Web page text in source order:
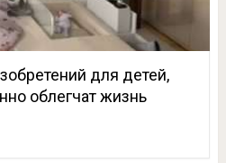
для детей,
облегчат жизнь